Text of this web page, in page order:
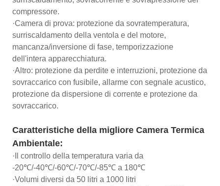
compressore.
·Camera di prova: protezione da sovratemperatura,
surriscaldamento della ventola e del motore,
mancanza/inversione di fase, temporizzazione
dell'intera apparecchiatura.
·Altro: protezione da perdite e interruzioni, protezione da
sovraccarico con fusibile, allarme con segnale acustico,
protezione da dispersione di corrente e protezione da
sovraccarico.
Caratteristiche della migliore Camera Termica
Ambientale:
·Il controllo della temperatura varia da
-20℃/-40℃/-60℃/-70℃/-85℃ a 180℃
·Volumi diversi da 50 litri a 1000 litri